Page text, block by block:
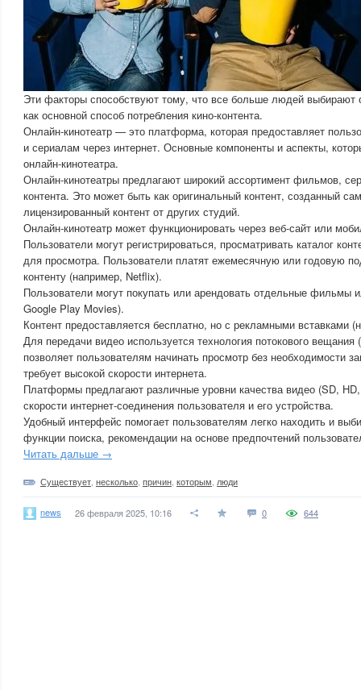
Эти факторы способствуют тому, что все больше людей
как основной способ потребления кино-контента.
Онлайн-кинотеатр — это платформа, которая предоставляет
и сериалам через интернет. Основные компоненты и аспекты,
онлайн-кинотеатра.
Онлайн-кинотеатры предлагают широкий ассортимент фильмов,
контента. Это может быть как оригинальный контент, созданный
лицензированный контент от других студий.
Онлайн-кинотеатр может функционировать через веб-сайт или
Пользователи могут регистрироваться, просматривать каталог
для просмотра. Пользователи платят ежемесячную или годовую
контенту (например, Netflix).
Пользователи могут покупать или арендовать отдельные фильмы
Google Play Movies).
Контент предоставляется бесплатно, но с рекламными вставками
Для передачи видео используется технология потокового вещания
позволяет пользователям начинать просмотр без необходимости
требует высокой скорости интернета.
Платформы предлагают различные уровни качества видео (SD,
скорости интернет-соединения пользователя и его устройства.
Удобный интерфейс помогает пользователям легко находить и
функции поиска, рекомендации на основе предпочтений
Читать дальше →
Существует несколько причин которым люди
news 26 февраля 2025, 10:16 0 644